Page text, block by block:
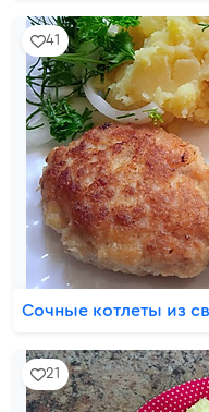
41
Сочные котлеты из
21